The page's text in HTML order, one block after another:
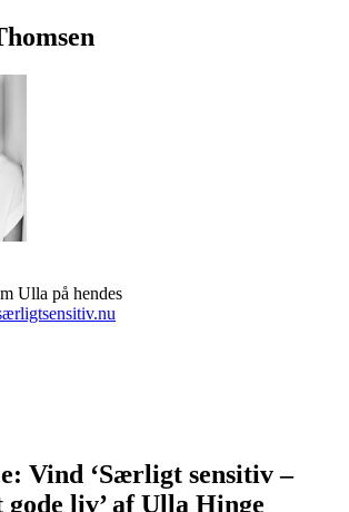
Ulla på hendes
Vind ‘Særligt sensitiv –
liv’ af Ulla Hinge